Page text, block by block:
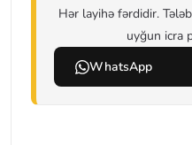
Hər layihə fərdidir.
uyğun icra
WhatsApp